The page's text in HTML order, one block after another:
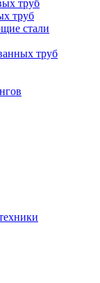
труб
труб
стали
труб